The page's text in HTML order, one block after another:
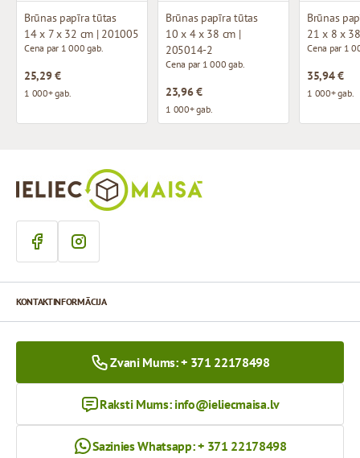
Brūnas papīra tūtas
14 x 7 x 32 cm | 201005
Cena par 1 000 gab.
25,29 €
1 000+ gab.
Brūnas papīra tūtas
10 x 4 x 38 cm |
205014-2
Cena par 1 000 gab.
23,96 €
1 000+ gab.
Brūnas
21 x 8 x
Cena par 1
35,94 €
1 000+ gab.
KONTAKTINFORMĀCIJA
Zvani Mums: + 371 22178498
Raksti Mums: info@ieliecmaisa.lv
Sazinies Whatsapp: + 371 22178498